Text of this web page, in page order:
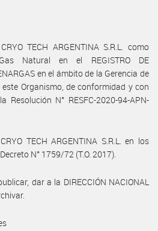
TECH ARGENTINA S.R.L. como
Gas Natural en el REGISTRO DE
en el ámbito de la Gerencia de
Organismo, de conformidad y con
Resolución N° RESFC-2020-94-APN-
TECH ARGENTINA S.R.L. en los
N° 1759/72 (T.O. 2017).
dar a la DIRECCIÓN NACIONAL